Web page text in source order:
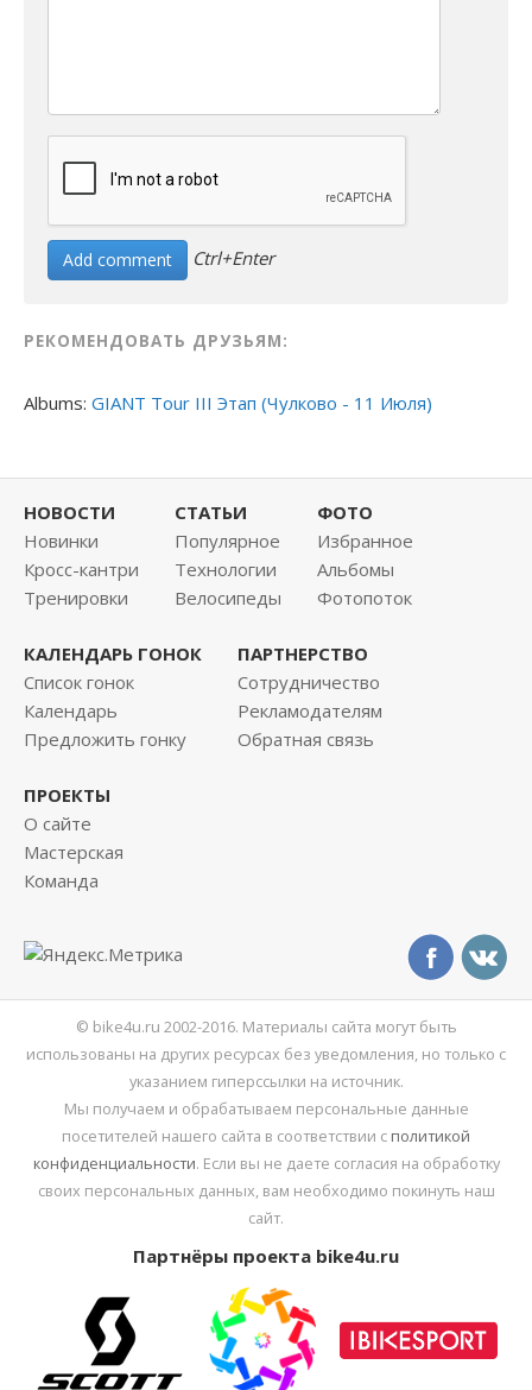
Ctrl+Enter
РЕКОМЕНДОВАТЬ ДРУЗЬЯМ:
Albums: GIANT Tour III Этап (Чулково - 11 Июля)
НОВОСТИ
Новинки
Кросс-кантри
Тренировки
СТАТЬИ
Популярное
Технологии
Велосипеды
ФОТО
Избранное
Альбомы
Фотопоток
КАЛЕНДАРЬ ГОНОК
Список гонок
Календарь
Предложить гонку
ПАРТНЕРСТВО
Сотрудничество
Рекламодателям
Обратная связь
ПРОЕКТЫ
О сайте
Мастерская
Команда
© bike4u.ru 2002-2016. Материалы сайта могут быть
использованы на других ресурсах без уведомления, но только с
указанием гиперссылки на источник.
Мы получаем и обрабатываем персональные данные
посетителей нашего сайта в соответствии с политикой
конфиденциальности. Если вы не даете согласия на обработку
своих персональных данных, вам необходимо покинуть наш
сайт.
Партнёры проекта bike4u.ru